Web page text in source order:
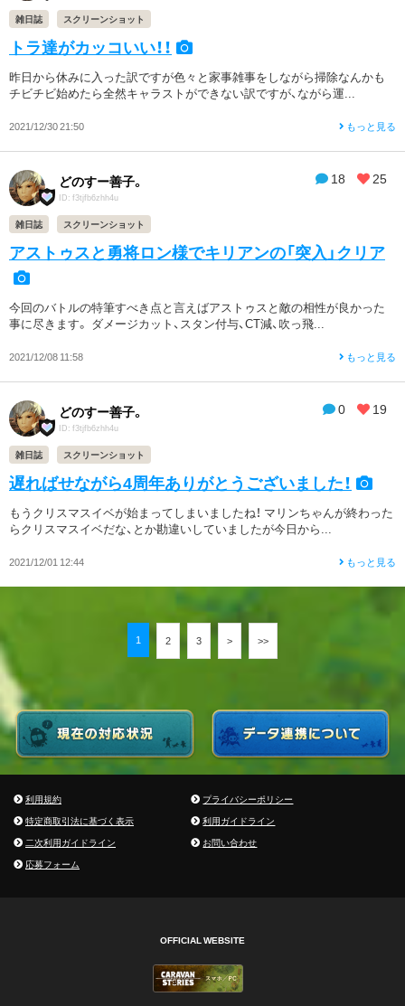
雑日誌 スクリーンショット
トラ達がカッコいい！！
昨日から休みに入った訳ですが色々と家事雑事をしながら掃除なんかも
チビチビ始めたら全然キャラストができない訳ですが、ながら運...
2021/12/30 21:50 もっと見る
18 25
どのすー善子。
ID: f3tjfb6zhh4u
雑日誌 スクリーンショット
アストゥスと勇将ロン様でキリアンの「突入」クリア
今回のバトルの特筆すべき点と言えばアストゥスと敵の相性が良かった
事に尽きます。 ダメージカット、スタン付与、CT減、吹っ飛...
2021/12/08 11:58 もっと見る
0 19
どのすー善子。
ID: f3tjfb6zhh4u
雑日誌 スクリーンショット
遅ればせながら4周年ありがとうございました！
もうクリスマスイベが始まってしまいましたね！ マリンちゃんが終わった
らクリスマスイベだな、とか勘違いしていましたが今日から...
2021/12/01 12:44 もっと見る
1 2 3 > >>
利用規約
プライバシーポリシー
特定商取引法に基づく表示
利用ガイドライン
二次利用ガイドライン
お問い合わせ
応募フォーム
OFFICIAL WEBSITE